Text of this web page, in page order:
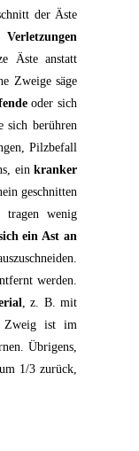
der Äste
Verletzungen
Äste anstatt
Zweige säge
oder sich
sich berühren
Pilzbefall
einkranker
geschnitten
tragen wenig
ein Ast an
werden.
, z. B. mit
Zweig ist im
Übrigens,
1/3 zurück,